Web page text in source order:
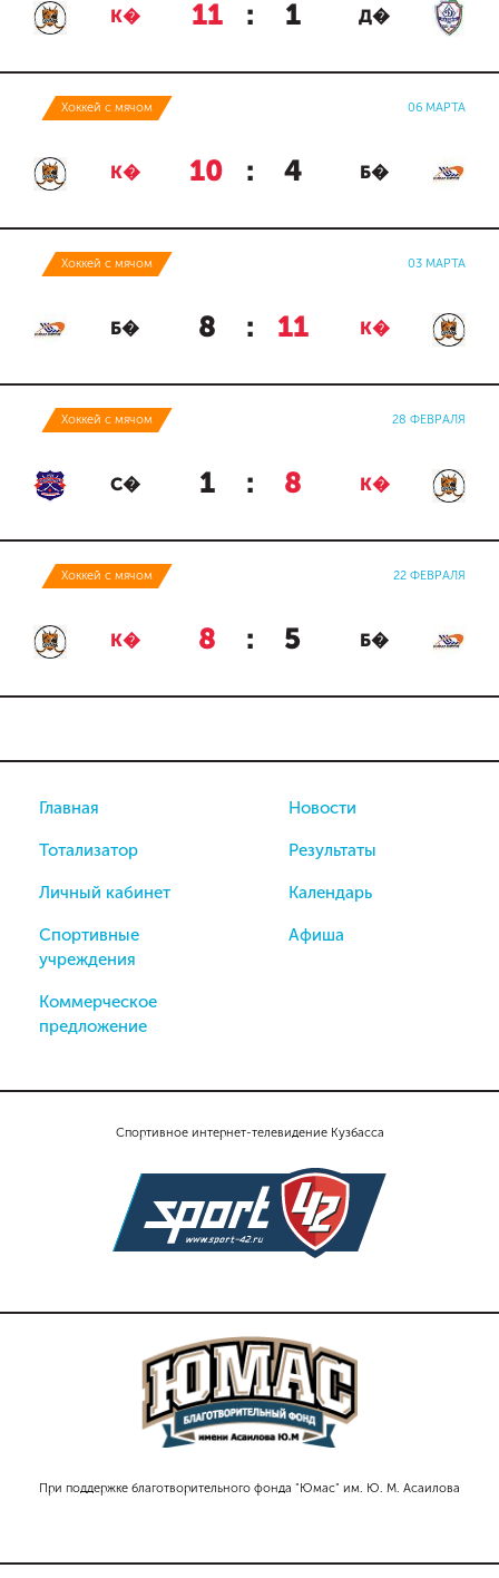
К� 11 : 1 Д�
Хоккей с мячом 06 МАРТА
К� 10 : 4 Б�
Хоккей с мячом 03 МАРТА
Б� 8 : 11 К�
Хоккей с мячом 28 ФЕВРАЛЯ
С� 1 : 8 К�
Хоккей с мячом 22 ФЕВРАЛЯ
К� 8 : 5 Б�
Спортивное интернет-телевидение Кузбасса
При поддержке благотворительного фонда "Юмас" им. Ю. М. Асаилова
Главная
Тотализатор
Личный кабинет
Спортивные
учреждения
Коммерческое
предложение
Новости
Результаты
Календарь
Афиша